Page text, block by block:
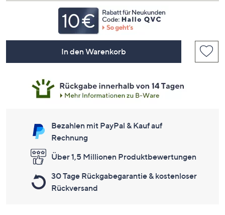
In den Warenkorb
Bezahlen mit PayPal & Kauf auf
Rechnung
Über 1,5 Millionen Produktbewertungen
30 Tage Rückgabegarantie & kostenloser
Rückversand